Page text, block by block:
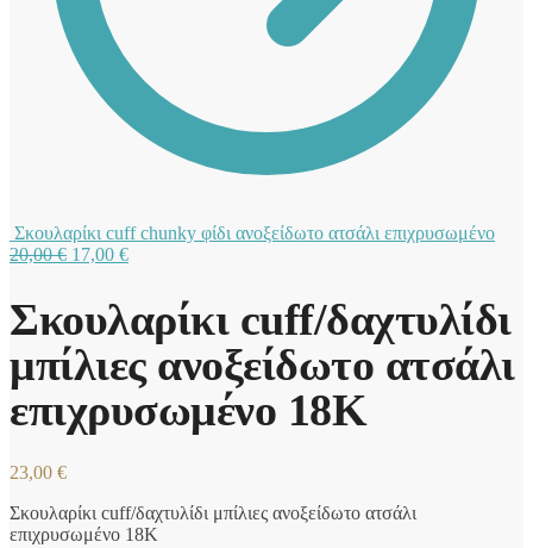
Σκουλαρίκι cuff chunky φίδι ανοξείδωτο ατσάλι επιχρυσωμένο
20,00€ Original
20,00 €.
17,00 €Η
είναι:
17,00 €.
Σκουλαρίκι cuff/δαχτυλίδι
μπίλιες ανοξείδωτο ατσάλι
επιχρυσωμένο 18Κ
23,00 €
Σκουλαρίκι cuff/δαχτυλίδι μπίλιες ανοξείδωτο ατσάλι
επιχρυσωμένο 18Κ